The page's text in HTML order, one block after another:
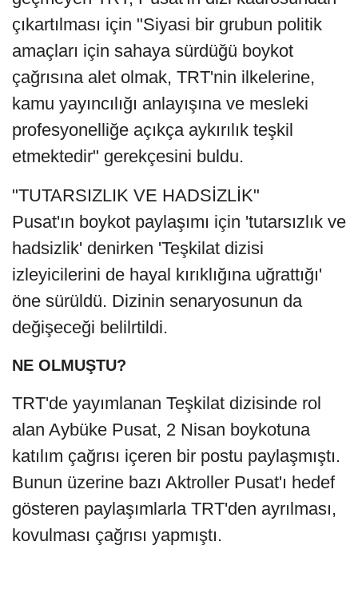
çıkartılması için "Siyasi bir grubun politik
amaçları için sahaya sürdüğü boykot
çağrısına alet olmak, TRT'nin ilkelerine,
kamu yayıncılığı anlayışına ve mesleki
profesyonelliğe açıkça aykırılık teşkil
etmektedir" gerekçesini buldu.
"TUTARSIZLIK VE HADSİZLİK"
Pusat'ın boykot paylaşımı için 'tutarsızlık ve
hadsizlik' denirken 'Teşkilat dizisi
izleyicilerini de hayal kırıklığına uğrattığı'
öne sürüldü. Dizinin senaryosunun da
değişeceği belilrtildi.
NE OLMUŞTU?
TRT'de yayımlanan Teşkilat dizisinde rol
alan Aybüke Pusat, 2 Nisan boykotuna
katılım çağrısı içeren bir postu paylaşmıştı.
Bunun üzerine bazı Aktroller Pusat'ı hedef
gösteren paylaşımlarla TRT'den ayrılması,
kovulması çağrısı yapmıştı.